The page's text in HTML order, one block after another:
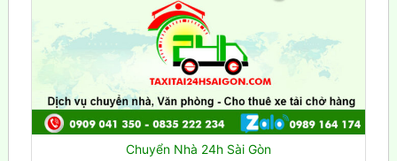
Chuyển Nhà 24h Sài Gòn